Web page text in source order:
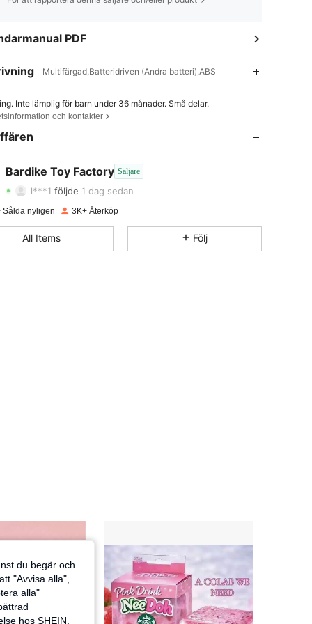
PDF
Multifärgad,Batteridriven (Andra batteri),ABS
Inte lämplig för barn under 36 månader. Små delar.
och kontakter
Bardike Toy Factory Säljare
4.78 50 1.4K
4.78
4.78 50 1.4K
l***1 följde 1 dag sedan
4.78
Sålda nyligen 3K+ Återköp
All Items Följ
du begär och
"Avvisa alla",
alla"
hos SHEIN.